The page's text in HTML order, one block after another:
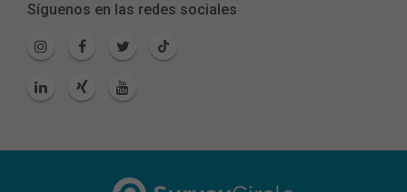
Síguenos en las redes sociales